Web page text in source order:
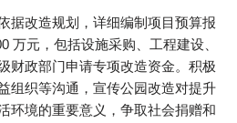
据改造规划，详细编制项目预算报
万元，包括设施采购、工程建设、
财政部门申请专项改造资金。积极
组织等沟通，宣传公园改造对提升
环境的重要意义，争取社会捐赠和